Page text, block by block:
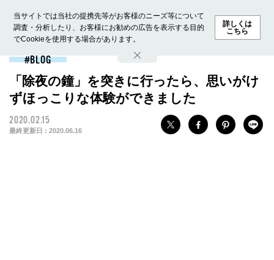
当サイトでは当社の提携先等がお客様のニーズ等について
調査・分析したり、お客様にお勧めの広告を表示する目的
でCookieを使用する場合があります。
詳しくは
こちら
ホーム モデル募集 ランキング ファッション ビューテ
BLOG
「除夜の鐘」を突きに行ったら、思いがけ
ずほっこりな体験ができました
2020.02.15
最終更新日 : 2020.06.16